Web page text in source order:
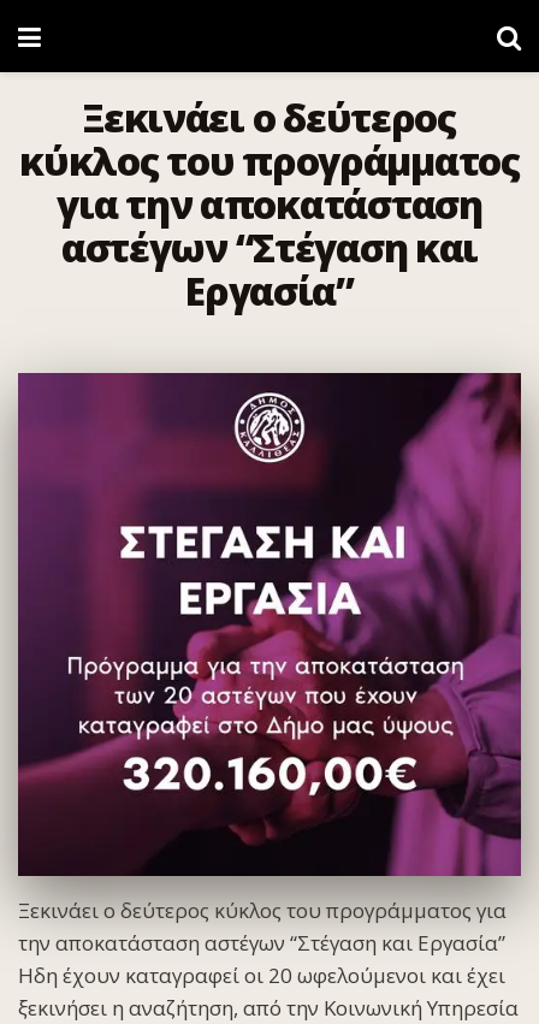
Ξεκινάει ο δεύτερος
κύκλος του προγράμματος
για την αποκατάσταση
αστέγων “Στέγαση και
Εργασία”
Ξεκινάει ο δεύτερος κύκλος του προγράμματος για
την αποκατάσταση αστέγων “Στέγαση και Εργασία”
Ηδη έχουν καταγραφεί οι 20 ωφελούμενοι και έχει
ξεκινήσει η αναζήτηση, από την Κοινωνική Υπηρεσία